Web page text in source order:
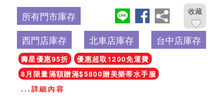
所有門市庫存 收藏
西門店庫存 北車店庫存 台中店庫存
壽星優惠95折
優惠超取1200免運費
8月限量滿額贈滿$5800贈美樂蒂水手服
...詳細內容